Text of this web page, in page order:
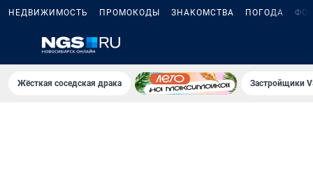
НЕДВИЖИМОСТЬ ПРОМОКОДЫ ЗНАКОМСТВА ПОГОДА
Жёсткая соседская драка Застройщики